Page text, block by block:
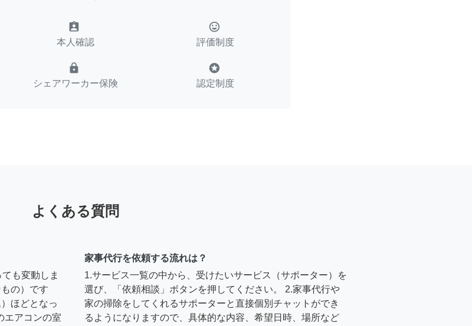
assignment_ind
本人確認
tag_faces
評価制度
lock
シェアワーカー保険
stars
認定制度
よくある質問
も変動しま
の）です
ほどとなっ
エアコンの室
家事代行を依頼する流れは？
1.サービス一覧の中から、受けたいサービス（サポーター）を
選び、「依頼相談」ボタンを押してください。 2.家事代行や
家の掃除をしてくれるサポーターと直接個別チャットができ
るようになりますので、具体的な内容、希望日時、場所など